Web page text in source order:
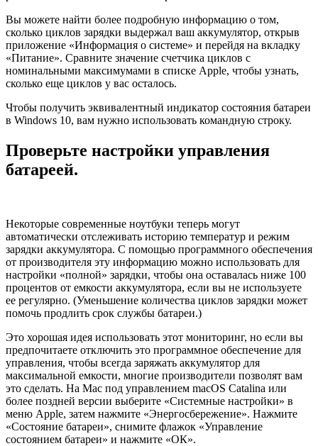
Вы можете найти более подробную информацию о том,
сколько циклов зарядки выдержал ваш аккумулятор, открыв
приложение «Информация о системе» и перейдя на вкладку
«Питание». Сравните значение счетчика циклов с
номинальными максимумами в списке Apple, чтобы узнать,
сколько еще циклов у вас осталось.
Чтобы получить эквивалентный индикатор состояния батареи
в Windows 10, вам нужно использовать командную строку.
Проверьте настройки управления
батареей.
Некоторые современные ноутбуки теперь могут
автоматически отслеживать историю температур и режим
зарядки аккумулятора. С помощью программного обеспечения
от производителя эту информацию можно использовать для
настройки «полной» зарядки, чтобы она оставалась ниже 100
процентов от емкости аккумулятора, если вы не используете
ее регулярно. (Уменьшение количества циклов зарядки может
помочь продлить срок службы батареи.)
Это хорошая идея использовать этот мониторинг, но если вы
предпочитаете отключить это программное обеспечение для
управления, чтобы всегда заряжать аккумулятор для
максимальной емкости, многие производители позволят вам
это сделать. На Mac под управлением macOS Catalina или
более поздней версии выберите «Системные настройки» в
меню Apple, затем нажмите «Энергосбережение». Нажмите
«Состояние батареи», снимите флажок «Управление
состоянием батареи» и нажмите «ОК».